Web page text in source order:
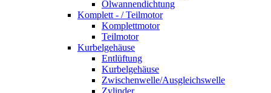
Ölwannendichtung
Komplett - / Teilmotor
Komplettmotor
Teilmotor
Kurbelgehäuse
Entlüftung
Kurbelgehäuse
Zwischenwelle/Ausgleichswelle
Zylinder